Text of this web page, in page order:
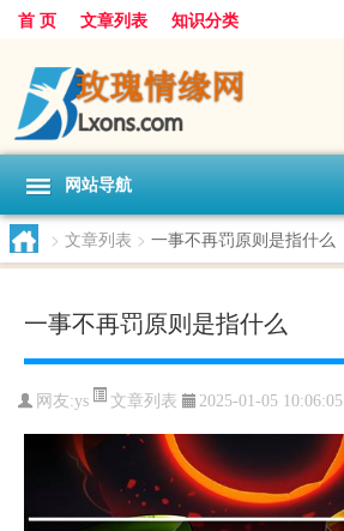
首 页 文章列表 知识分类
网站导航
> 文章列表 > 一事不再罚原则是指什么
一事不再罚原则是指什么
网友:ys 文章列表 2025-01-05 10:06:05